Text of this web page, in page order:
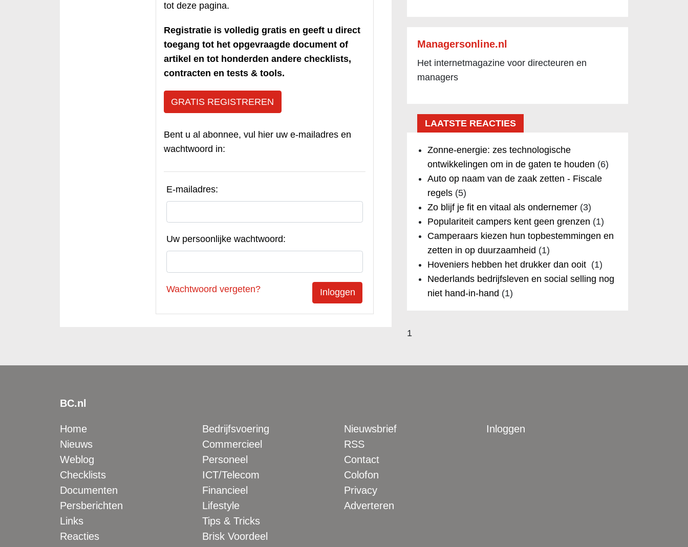
tot deze pagina.
Registratie is volledig gratis en geeft u direct
toegang tot het opgevraagde document of
artikel en tot honderden andere checklists,
contracten en tests & tools.
GRATIS REGISTREREN
Bent u al abonnee, vul hier uw e-mailadres en
wachtwoord in:
E-mailadres:
Uw persoonlijke wachtwoord:
Wachtwoord vergeten?
Managersonline.nl
Het internetmagazine voor directeuren en
managers
LAATSTE REACTIES
Zonne-energie: zes technologische
ontwikkelingen om in de gaten te houden (6)
Auto op naam van de zaak zetten - Fiscale
regels(5)
Zo blijf je fit en vitaal als ondernemer(3)
Populariteit campers kent geen grenzen (1)
Camperaars kiezen hun topbestemmingen en
zetten in op duurzaamheid (1)
Hoveniers hebben het drukker dan ooit (1)
Nederlands bedrijfsleven en social selling nog
niet hand-in-hand (1)
1
BC.nl
Home
Nieuws
Weblog
Checklists
Documenten
Persberichten
Links
Reacties
Bedrijfsvoering
Commercieel
Personeel
ICT/Telecom
Financieel
Lifestyle
Tips & Tricks
Brisk Voordeel
Nieuwsbrief
RSS
Contact
Colofon
Privacy
Adverteren
Inloggen